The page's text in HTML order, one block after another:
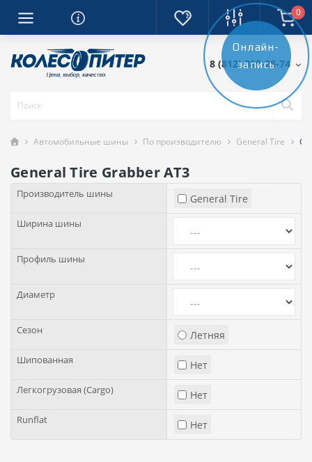
0
8 (812) 389-28-74
Автомобильные шины По производителю General Tire
General Tire Grabber AT3
Производитель шины General Tire
Ширина шины
Профиль шины
Диаметр
Сезон Летняя
Шипованная Нет
Легкогрузовая (Cargo) Нет
Runflat Нет
Онлайн-
запись